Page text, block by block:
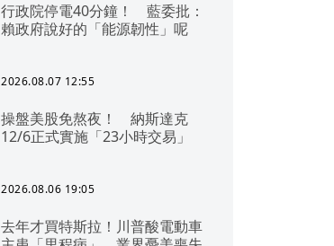
行政院停電40分鐘！ 藍委批：
賴政府說好的「能源韌性」呢
2026.08.07 12:55
操盤美股免熬夜！ 納斯達克
12/6正式實施「23小時交易」
2026.08.06 19:05
去年才買特斯拉！川普酸電動車